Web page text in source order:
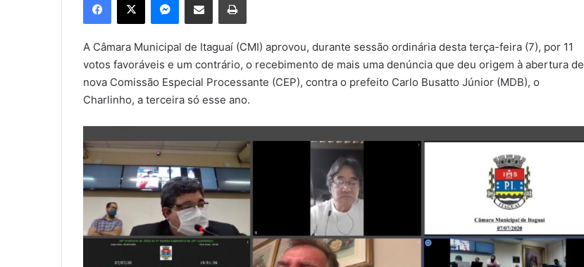
m
e
-
a
i
l
A Câmara Municipal de Itaguaí (CMI) aprovou, durante sessão ordinária desta terça-feira (7), por 11
votos favoráveis e um contrário, o recebimento de mais uma denúncia que deu origem à abertura de
nova Comissão Especial Processante (CEP), contra o prefeito Carlo Busatto Júnior (MDB), o
Charlinho, a terceira só esse ano.